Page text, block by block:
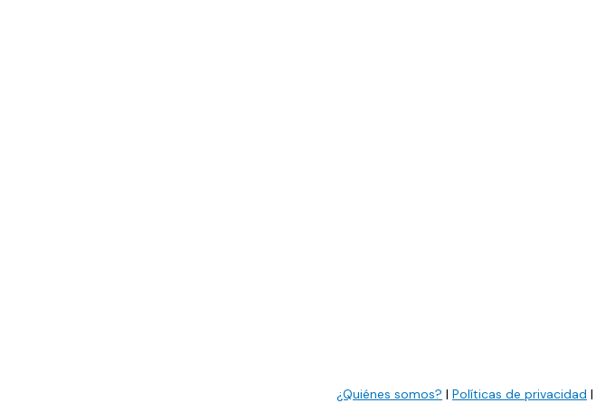
¿Quiénes somos? | Políticas de privacidad |